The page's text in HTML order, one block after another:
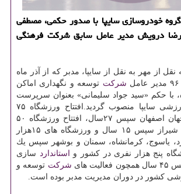
خودروسازی سایپا با صدور حكمی، مصطفی
رضا درویش مدیر عامل سابق شركت فرهنگی
نقل از مهر به نقل از سایپا، مدبر كه از آذر ماه
شركت توسعه و نگهداری اماكن
با حكم «سید جواد سلیمانی» بعنوان سرپرست
فرهنگی ورزشی سایپا منصوب گردید.افتتاح ورزشگاه ۷۵
هزار نفری نقش جهان اصفهان سپس ۲۷سال، افتتاح ورزشگاه ۵۰
هزار نفری میانرود شیراز سپس ۱۵ سال و ورزشگاه های ۱۵هزار
یاسوج، كرمانشاه، سمنان و بوشهر سپس یك
استاندارد سازی
های
شركت توسعه و
كشور در دوران مدیریت مدبر بوده است.